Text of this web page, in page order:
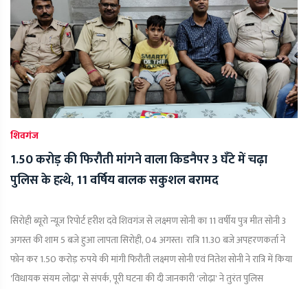
शिवगंज
1.50 करोड़ की फिरौती मांगने वाला किडनैपर 3 घँटे में चढ़ा
पुलिस के हत्थे, 11 वर्षिय बालक सकुशल बरामद
सिरोही ब्यूरो न्यूज़ रिपोर्ट हरीश दवे शिवगंज से लक्ष्मण सोनी का 11 वर्षीय पुत्र मीत सोनी 3
अगस्त की शाम 5 बजे हुआ लापता सिरोही, 04 अगस्त। रात्रि 11.30 बजे अपहरणकर्ता ने
फोन कर 1.50 करोड़ रुपये की मांगी फिरौती लक्ष्मण सोनी एवं नितेश सोनी ने रात्रि में किया
'विधायक संयम लोढ़ा' से संपर्क, पूरी घटना की दी जानकारी 'लोढ़ा' ने तुरंत पुलिस